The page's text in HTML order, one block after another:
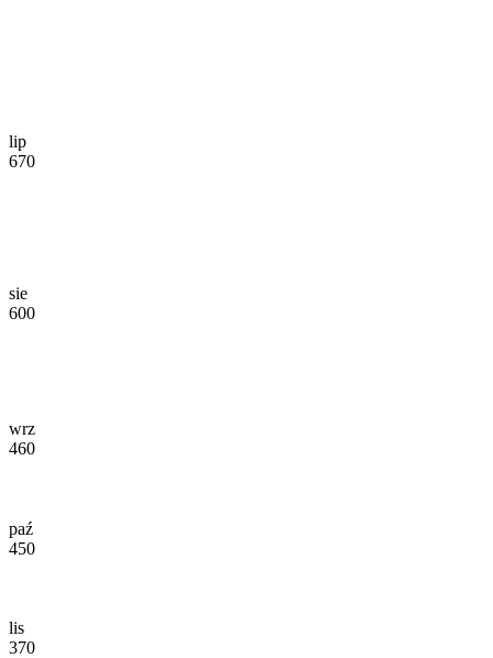
lip
670
sie
600
wrz
460
paź
450
lis
370